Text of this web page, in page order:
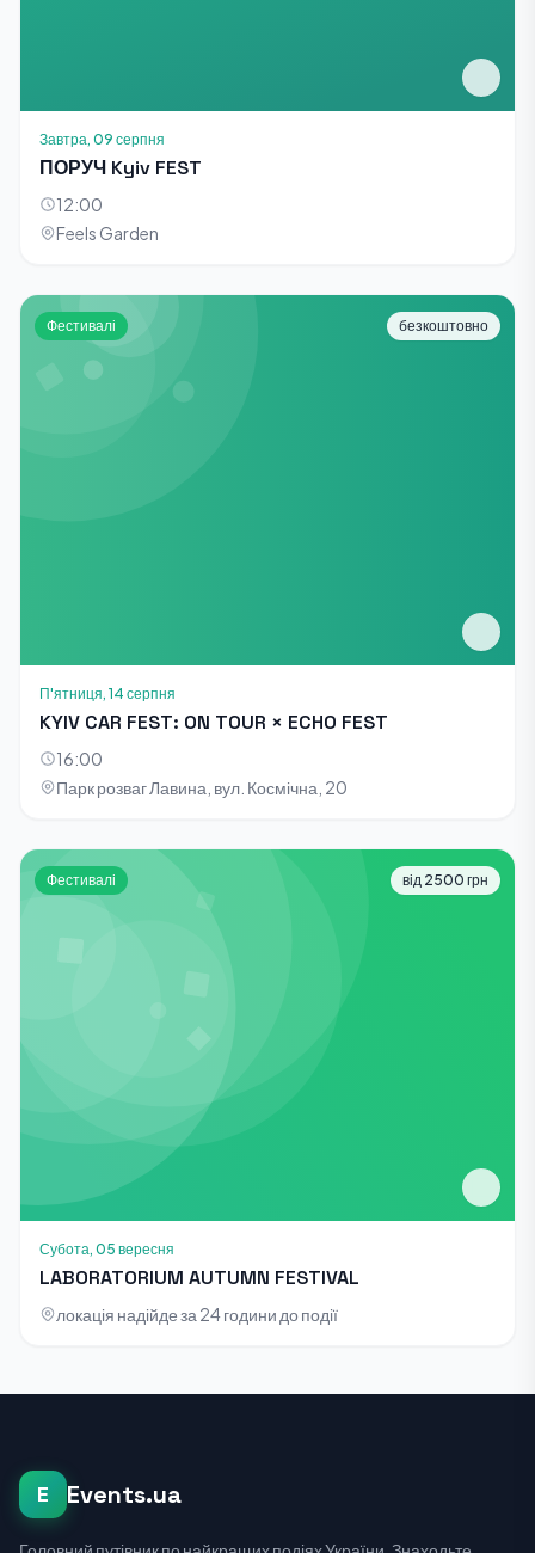
Завтра, 09 серпня
ПОРУЧ Kyiv FEST
12:00
Feels Garden
Фестивалі безкоштовно
П'ятниця, 14 серпня
KYIV CAR FEST: ON TOUR × ECHO FEST
16:00
Парк розваг Лавина, вул. Космічна, 20
Фестивалі від 2500 грн
Субота, 05 вересня
LABORATORIUM AUTUMN FESTIVAL
локація надійде за 24 години до події
E Events.ua